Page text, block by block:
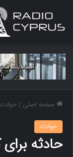
صفحه اصلی /حوادث
حوادث
حادثه